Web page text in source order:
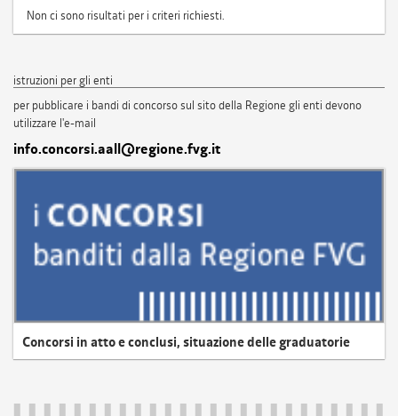
Non ci sono risultati per i criteri richiesti.
istruzioni per gli enti
per pubblicare i bandi di concorso sul sito della Regione gli enti devono
utilizzare l'e-mail
info.concorsi.aall@regione.fvg.it
Concorsi in atto e conclusi, situazione delle graduatorie